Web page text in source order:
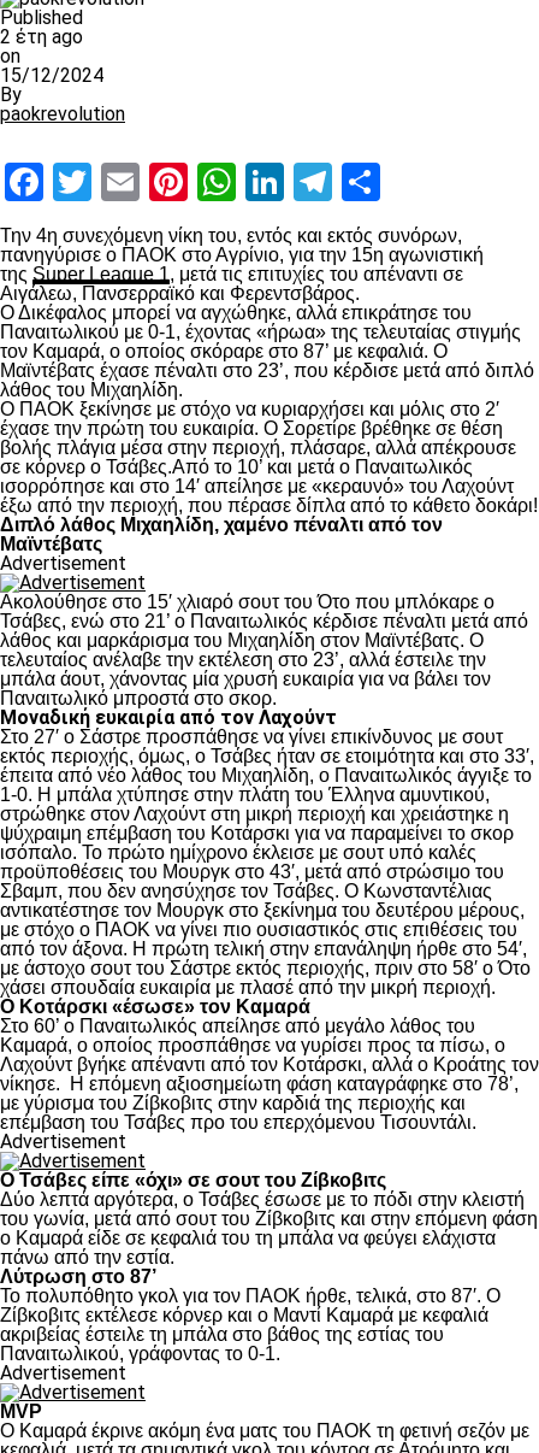
Published
2 έτη ago
on
15/12/2024
By
paokrevolution
Facebook
Twitter
EmailPinterest
WhatsApp
LinkedIn
Telegram
Την 4η συνεχόμενη νίκη του, εντός και εκτός συνόρων,
πανηγύρισε ο ΠΑΟΚ στο Αγρίνιο, για την 15η αγωνιστική
της Super League 1, μετά τις επιτυχίες του απέναντι σε
Αιγάλεω, Πανσερραϊκό και Φερεντσβάρος.
Ο Δικέφαλος μπορεί να αγχώθηκε, αλλά επικράτησε του
Παναιτωλικού με 0-1, έχοντας «ήρωα» της τελευταίας στιγμής
τον Καμαρά, ο οποίος σκόραρε στο 87’ με κεφαλιά. Ο
Μαϊντέβατς έχασε πέναλτι στο 23’, που κέρδισε μετά από διπλό
λάθος του Μιχαηλίδη.
Ο ΠΑΟΚ ξεκίνησε με στόχο να κυριαρχήσει και μόλις στο 2′
έχασε την πρώτη του ευκαιρία. Ο Σορετίρε βρέθηκε σε θέση
βολής πλάγια μέσα στην περιοχή, πλάσαρε, αλλά απέκρουσε
σε κόρνερ ο Τσάβες.Από το 10’ και μετά ο Παναιτωλικός
ισορρόπησε και στο 14′ απείλησε με «κεραυνό» του Λαχούντ
έξω από την περιοχή, που πέρασε δίπλα από το κάθετο δοκάρι!
Διπλό λάθος Μιχαηλίδη, χαμένο πέναλτι από τον
Μαϊντέβατς
Advertisement
Ακολούθησε στο 15′ χλιαρό σουτ του Ότο που μπλόκαρε ο
Τσάβες, ενώ στο 21’ ο Παναιτωλικός κέρδισε πέναλτι μετά από
λάθος και μαρκάρισμα του Μιχαηλίδη στον Μαϊντέβατς. Ο
τελευταίος ανέλαβε την εκτέλεση στο 23’, αλλά έστειλε την
μπάλα άουτ, χάνοντας μία χρυσή ευκαιρία για να βάλει τον
Παναιτωλικό μπροστά στο σκορ.
Μοναδική ευκαιρία από τον Λαχούντ
Στο 27′ ο Σάστρε προσπάθησε να γίνει επικίνδυνος με σουτ
εκτός περιοχής, όμως, ο Τσάβες ήταν σε ετοιμότητα και στο 33′,
έπειτα από νέο λάθος του Μιχαηλίδη, ο Παναιτωλικός άγγιξε το
1-0. Η μπάλα χτύπησε στην πλάτη του Έλληνα αμυντικού,
στρώθηκε στον Λαχούντ στη μικρή περιοχή και χρειάστηκε η
ψύχραιμη επέμβαση του Κοτάρσκι για να παραμείνει το σκορ
ισόπαλο. Το πρώτο ημίχρονο έκλεισε με σουτ υπό καλές
προϋποθέσεις του Μουργκ στο 43′, μετά από στρώσιμο του
Σβαμπ, που δεν ανησύχησε τον Τσάβες. Ο Κωνσταντέλιας
αντικατέστησε τον Μουργκ στο ξεκίνημα του δευτέρου μέρους,
με στόχο ο ΠΑΟΚ να γίνει πιο ουσιαστικός στις επιθέσεις του
από τον άξονα. Η πρώτη τελική στην επανάληψη ήρθε στο 54′,
με άστοχο σουτ του Σάστρε εκτός περιοχής, πριν στο 58′ ο Ότο
χάσει σπουδαία ευκαιρία με πλασέ από την μικρή περιοχή.
Ο Κοτάρσκι «έσωσε» τον Καμαρά
Στο 60’ ο Παναιτωλικός απείλησε από μεγάλο λάθος του
Καμαρά, ο οποίος προσπάθησε να γυρίσει προς τα πίσω, ο
Λαχούντ βγήκε απέναντι από τον Κοτάρσκι, αλλά ο Κροάτης τον
νίκησε. Η επόμενη αξιοσημείωτη φάση καταγράφηκε στο 78’,
με γύρισμα του Ζίβκοβιτς στην καρδιά της περιοχής και
επέμβαση του Τσάβες προ του επερχόμενου Τισουντάλι.
Advertisement
Ο Τσάβες είπε «όχι» σε σουτ του Ζίβκοβιτς
Δύο λεπτά αργότερα, ο Τσάβες έσωσε με το πόδι στην κλειστή
του γωνία, μετά από σουτ του Ζίβκοβιτς και στην επόμενη φάση
ο Καμαρά είδε σε κεφαλιά του τη μπάλα να φεύγει ελάχιστα
πάνω από την εστία.
Λύτρωση στο 87’
Το πολυπόθητο γκολ για τον ΠΑΟΚ ήρθε, τελικά, στο 87′. Ο
Ζίβκοβιτς εκτέλεσε κόρνερ και ο Μαντί Καμαρά με κεφαλιά
ακριβείας έστειλε τη μπάλα στο βάθος της εστίας του
Παναιτωλικού, γράφοντας το 0-1.
Advertisement
MVP
Ο Καμαρά έκρινε ακόμη ένα ματς του ΠΑΟΚ τη φετινή σεζόν με